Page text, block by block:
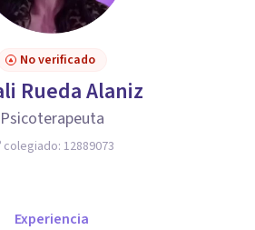
No verificado
Rueda Alaniz
Psicoterapeuta
colegiado: 12889073
Experiencia